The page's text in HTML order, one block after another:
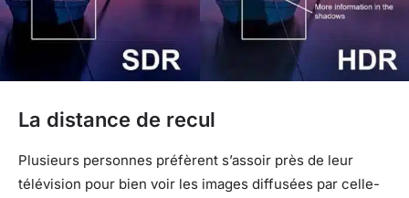
La distance de recul
Plusieurs personnes préfèrent s’assoir près de leur
télévision pour bien voir les images diffusées par celle-